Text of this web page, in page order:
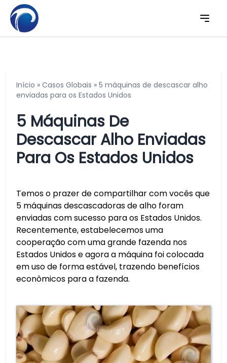
Início » Casos Globais » 5 máquinas de descascar alho
enviadas para os Estados Unidos
5 Máquinas De
Descascar Alho Enviadas
Para Os Estados Unidos
Temos o prazer de compartilhar com vocês que
5 máquinas descascadoras de alho foram
enviadas com sucesso para os Estados Unidos.
Recentemente, estabelecemos uma
cooperação com uma grande fazenda nos
Estados Unidos e agora a máquina foi colocada
em uso de forma estável, trazendo benefícios
econômicos para a fazenda.